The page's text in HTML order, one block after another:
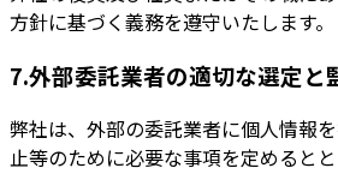
方針に基づく義務を遵守いたします。
7.外部委託業者の適切な選定と
弊社は、外部の委託業者に個人情報
止等のために必要な事項を定めると